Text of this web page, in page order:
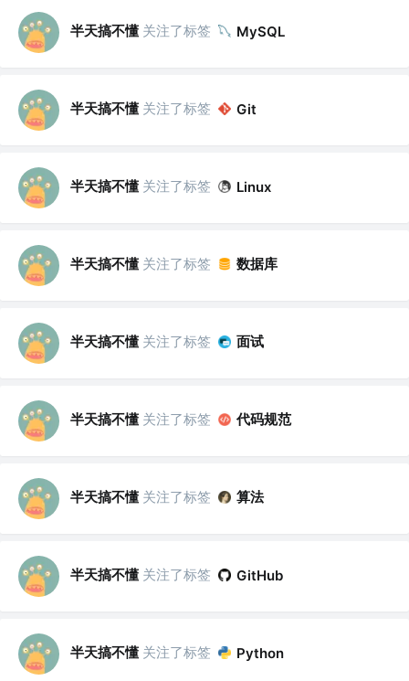
半天搞不懂 关注了标签 MySQL
半天搞不懂 关注了标签 Git
半天搞不懂 关注了标签 Linux
半天搞不懂 关注了标签 数据库
半天搞不懂 关注了标签 面试
半天搞不懂 关注了标签 代码规范
半天搞不懂 关注了标签 算法
半天搞不懂 关注了标签 GitHub
半天搞不懂 关注了标签 Python